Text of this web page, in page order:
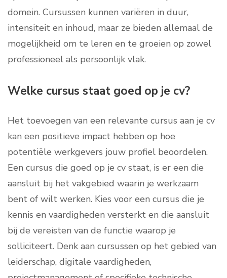
domein. Cursussen kunnen variëren in duur,
intensiteit en inhoud, maar ze bieden allemaal de
mogelijkheid om te leren en te groeien op zowel
professioneel als persoonlijk vlak.
Welke cursus staat goed op je cv?
Het toevoegen van een relevante cursus aan je cv
kan een positieve impact hebben op hoe
potentiële werkgevers jouw profiel beoordelen.
Een cursus die goed op je cv staat, is er een die
aansluit bij het vakgebied waarin je werkzaam
bent of wilt werken. Kies voor een cursus die je
kennis en vaardigheden versterkt en die aansluit
bij de vereisten van de functie waarop je
solliciteert. Denk aan cursussen op het gebied van
leiderschap, digitale vaardigheden,